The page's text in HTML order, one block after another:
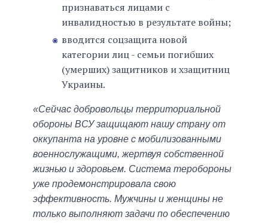
признаваться лицами с
инвалидностью в результате войны;
вводится соцзащита новой
категории лиц - семьи погибших
(умерших) защитников и хзащитниц
Украины.
«Сейчас добровольцы территориальной
обороны ВСУ защищают нашу страну от
оккупанта на уровне с мобилизованными
военнослужащими, жертвуя собственной
жизнью и здоровьем. Система теробороны
уже продемонстрировала свою
эффективность. Мужчины и женщины не
только выполняют задачи по обеспечению